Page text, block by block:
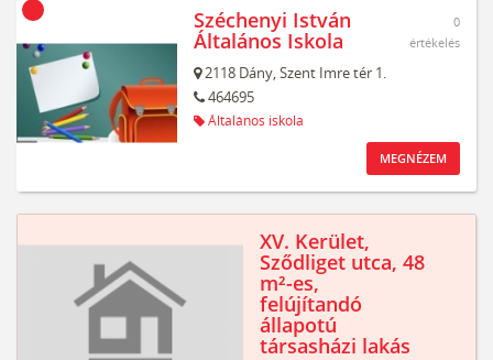
Széchenyi István
Általános Iskola
2118 Dány,Szent Imre tér 1.
464695
Általános iskola
0
értékelés
MEGNÉZEM
XV. Kerület,
Sződliget utca, 48
m²-es,
felújítandó
állapotú
társasházi lakás